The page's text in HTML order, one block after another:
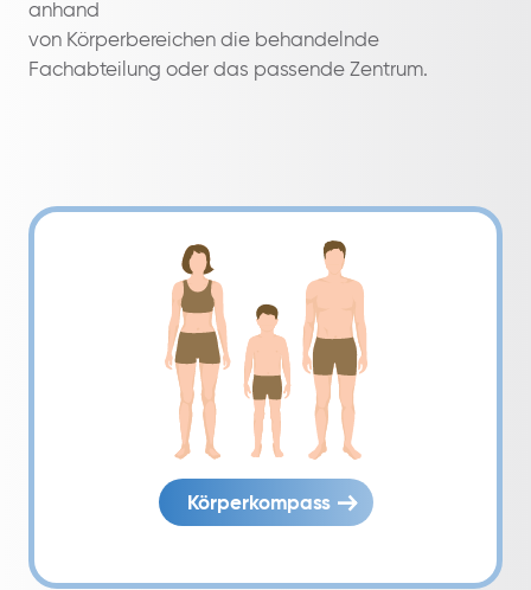
anhand
von Körperbereichen die behandelnde
Fachabteilung oder das passende Zentrum.
Körperkompass